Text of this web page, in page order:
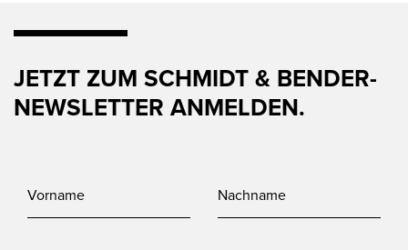
JETZT ZUM SCHMIDT & BENDER-
NEWSLETTER ANMELDEN.